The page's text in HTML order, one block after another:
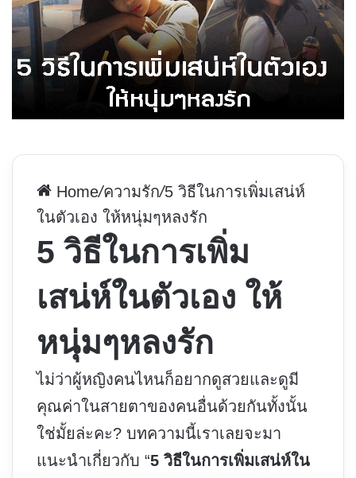
Home/ความรัก/5 วิธีในการเพิ่มเสน่ห์
ในตัวเอง ให้หนุ่มๆหลงรัก
5 วิธีในการเพิ่ม
เสน่ห์ในตัวเอง ให้
หนุ่มๆหลงรัก
ไม่ว่าผู้หญิงคนไหนก็อยากดูสวยและดูมี
คุณค่าในสายตาของคนอื่นด้วยกันทั้งนั้น
ใช่มั้ยล่ะคะ? บทความนี้เราเลยจะมา
แนะนำเกี่ยวกับ “5 วิธีในการเพิ่มเสน่ห์ใน